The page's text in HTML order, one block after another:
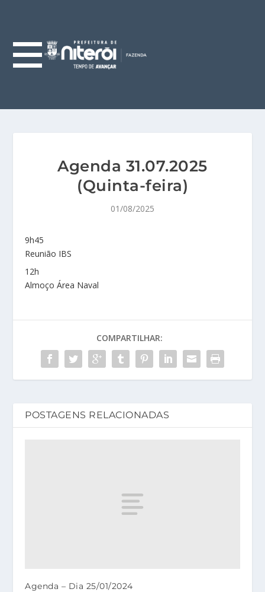
Agenda 31.07.2025
(Quinta-feira)
01/08/2025
9h45
Reunião IBS
12h
Almoço Área Naval
COMPARTILHAR:
POSTAGENS RELACIONADAS
Agenda – Dia 25/01/2024